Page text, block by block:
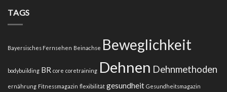
TAGS
Bayersisches Fernsehen Beinachse Beweglichkeit
bodybuilding BR core coretraining Dehnen Dehnmethoden
ernährung Fitnessmagazin flexibilität gesundheit Gesundheitsmagazin